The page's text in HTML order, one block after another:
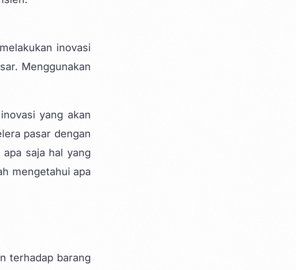
inovasi
Menggunakan
yang akan
pasar dengan
saja hal yang
mengetahui apa
terhadap barang